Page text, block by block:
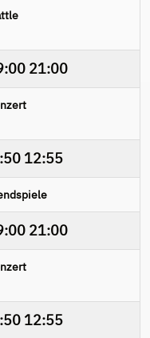
21:00
12:55
21:00
12:55